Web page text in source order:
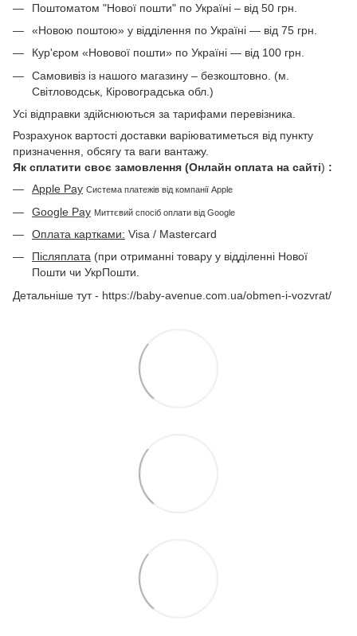
Поштоматом "Нової пошти" по Україні – від 50 грн.
«Новою поштою» у відділення по Україні — від 75 грн.
Кур'єром «Новової пошти» по Україні — від 100 грн.
Самовивіз із нашого магазину – безкоштовно. (м.
Світловодськ, Кіровоградська обл.)
Усі відправки здійснюються за тарифами перевізника.
Розрахунок вартості доставки варіюватиметься від пункту
призначення, обсягу та ваги вантажу.
Як сплатити своє замовлення (Онлайн оплата на сайті) :
Apple Pay Система платежів від компанії Apple
Google Pay Миттєвий спосіб оплати від Google
Оплата картками: Visa / Mastercard
Післяплата (при отриманні товару у відділенні Нової
Пошти чи УкрПошти.
Детальніше тут - https://baby-avenue.com.ua/obmen-i-vozvrat/